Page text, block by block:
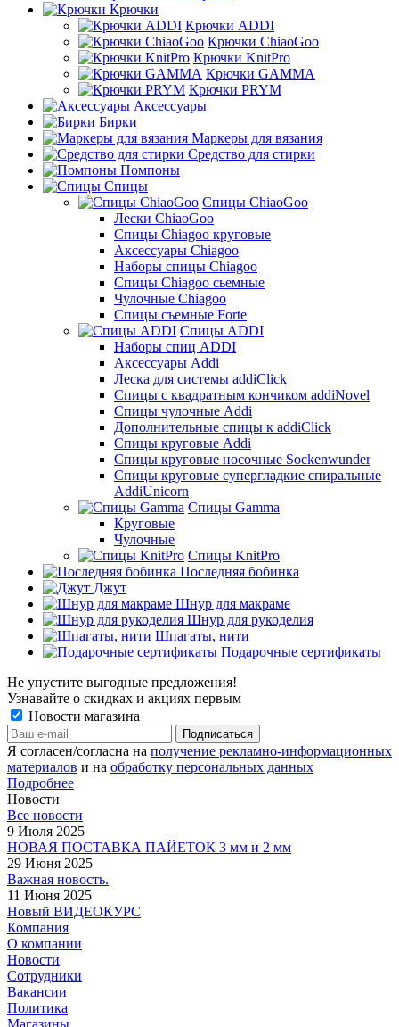
Крючки
Крючки ADDI
Крючки ChiaoGoo
Крючки KnitPro
Крючки GAMMA
Крючки PRYM
Аксессуары
Бирки
Маркеры для вязания
Средство для стирки
Помпоны
Спицы
Спицы ChiaoGoo
Лески ChiaoGoo
Cпицы Сhiagoo круговые
Аксессуары Chiagoo
Наборы спицы Chiagoo
Спицы Chiagoo сьемные
Чулочные Chiagoo
Спицы съемные Forte
Спицы ADDI
Наборы спиц ADDI
Аксессуары Addi
Леска для системы addiClick
Спицы с квадратным кончиком addiNovel
Спицы чулочные Addi
Дополнительные спицы к addiClick
Спицы круговые Addi
Спицы круговые носочные Sockenwunder
Спицы круговые супергладкие спиральные
AddiUnicorn
Спицы Gamma
Круговые
Чулочные
Спицы KnitPro
Последняя бобинка
Джут
Шнур для макраме
Шнур для рукоделия
Шпагаты, нити
Подарочные сертификаты
Не упустите выгодные предложения!
Узнавайте о скидках и акциях первым
Новости магазина
Я согласен/согласна на получение рекламно-информационных
материалов и на обработку персональных данных
Подробнее
Новости
Все новости
9 Июля 2025
НОВАЯ ПОСТАВКА ПАЙЕТОК 3 мм и 2 мм
29 Июня 2025
Важная новость.
11 Июня 2025
Новый ВИДЕОКУРС
Компания
О компании
Новости
Сотрудники
Вакансии
Политика